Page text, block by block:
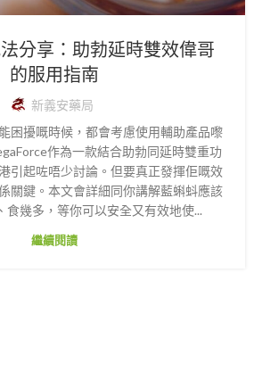
分享：助勃延時雙效偉哥
的服用指南
新義安藥局
困擾嘅時候，都會考慮使用輔助產品嚟
作為一款結合助勃同延時雙重功
引起咗唔少討論。但要真正發揮佢嘅效
關鍵。本文會詳細同你講解藍蝌蚪應該
食幾多，等你可以安全又有效地使...
繼續閱讀